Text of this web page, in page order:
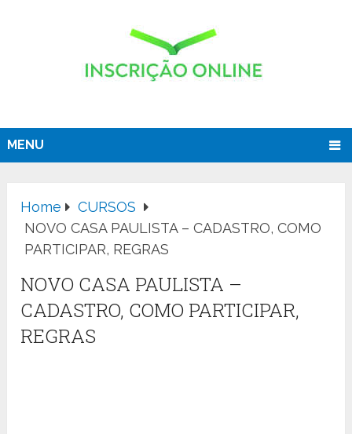
MENU
Home
CURSOS
NOVO CASA PAULISTA – CADASTRO, COMO
PARTICIPAR, REGRAS
NOVO CASA PAULISTA –
CADASTRO, COMO PARTICIPAR,
REGRAS